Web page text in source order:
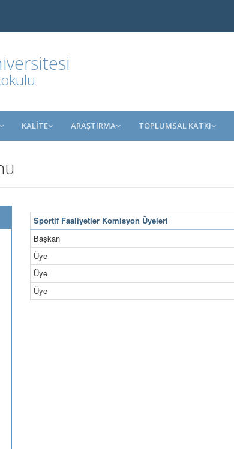
KALİTE ARAŞTIRMA TOPLUMSAL KATKI
Sportif Faaliyetler Komisyon Üyeleri
Başkan
Üye
Üye
Üye